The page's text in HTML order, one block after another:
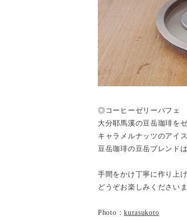
◎コーヒーゼリーパフェ
大分耶馬溪の豆岳珈琲を
キャラメルナッツのアイ
豆岳珈琲の豆岳ブレンド
手間をかけ丁寧に作り上げ
どうぞお楽しみくださいま
Photo：kurasukoto